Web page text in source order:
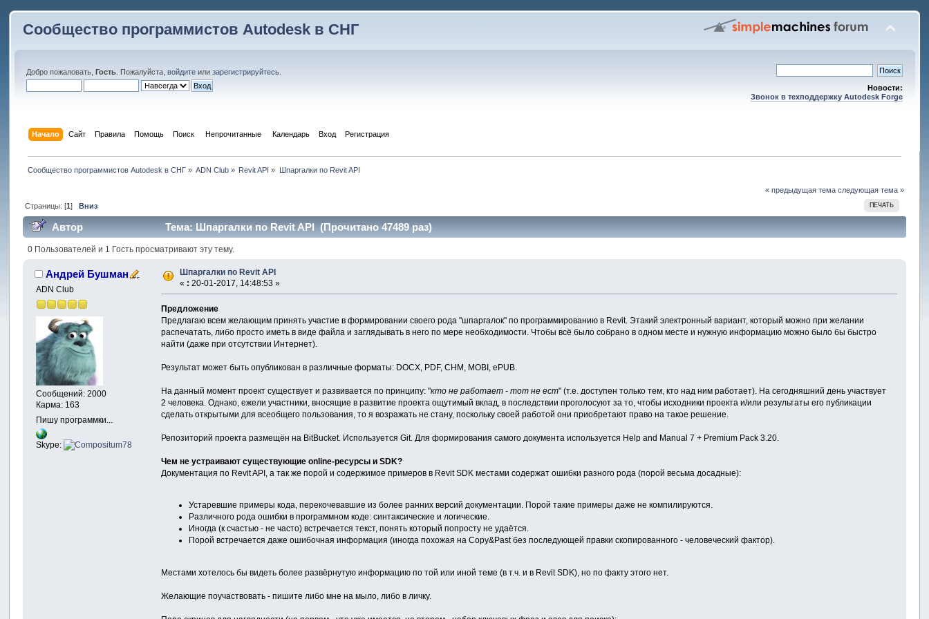
Сообщество программистов Autodesk в СНГ
Добро пожаловать,Гость . Пожалуйста,войдите илизарегистрируйтесь
Новости:
Звонок в техподдержку Autodesk Forge
Начало Сайт Правила Помощь Поиск Непрочитанные Календарь Вход Регистрация
Сообщество программистов Autodesk в СНГ» ADN Club » Revit API » Шпаргалки по Revit API
« предыдущая тема следующая тема »
ПЕЧАТЬ
Страницы: [1] Вниз
Автор Тема: Шпаргалки по Revit API (Прочитано 47489 раз)
0 Пользователей и 1 Гость просматривают эту тему.
Андрей Бушман
ADN Club
Сообщений: 2000
Карма: 163
Пишу программки...
Skype:
Шпаргалки по Revit API
« : 20-01-2017, 14:48:53 »
Предложение
Предлагаю всем желающим принять участие в формировании своего рода "шпаргалок" по программированию в Revit. Этакий электронный вариант, который можно при желании
распечатать, либо просто иметь в виде файла и заглядывать в него по мере необходимости. Чтобы всё было собрано в одном месте и нужную информацию можно было бы быстро
найти (даже при отсутствии Интернет).
Результат может быть опубликован в различные форматы: DOCX, PDF, CHM, MOBI, ePUB.
На данный момент проект существует и развивается по принципу: "кто не работает - тот не ест" (т.е. доступен только тем, кто над ним работает). На сегодняшний день участвует
2 человека. Однако, ежели участники, вносящие в развитие проекта ощутимый вклад, в последствии проголосуют за то, чтобы исходники проекта и/или результаты его публикации
сделать открытыми для всеобщего пользования, то я возражать не стану, поскольку своей работой они приобретают право на такое решение.
Репозиторий проекта размещён на BitBucket. Используется Git. Для формирования самого документа используется Help and Manual 7 + Premium Pack 3.20.
Чем не устраивают существующие online-ресурсы и SDK?
Документация по Revit API, а так же порой и содержимое примеров в Revit SDK местами содержат ошибки разного рода (порой весьма досадные):
Устаревшие примеры кода, перекочевавшие из более ранних версий документации. Порой такие примеры даже не компилируются.
Различного рода ошибки в программном коде: синтаксические и логические.
Иногда (к счастью - не часто) встречается текст, понять который попросту не удаётся.
Порой встречается даже ошибочная информация (иногда похожая на Copy&Past без последующей правки скопированного - человеческий фактор).
Местами хотелось бы видеть более развёрнутую информацию по той или иной теме (в т.ч. и в Revit SDK), но по факту этого нет.
Желающие поучаствовать - пишите либо мне на мыло, либо в личку.